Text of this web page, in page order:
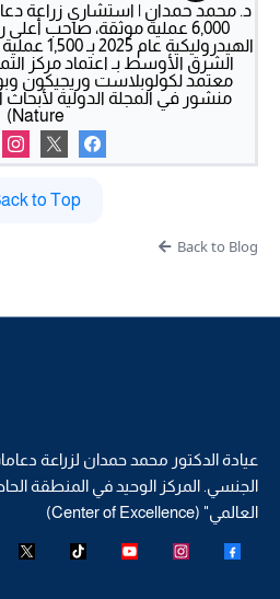
د. محمد حمدان | استشاري زراعة
6,000 عملية موثقة، صاحب
الشرق الأوسط بـ اعتماد مركز
معتمد لكولوبلاست وريجيكون
منشور في المجلة الدولية
Nature)
to Top
Back to Blog
عيادة الدكتور محمد حمدان لزراعة
الجنسي. المركز الوحيد في المنطقة
العالمي" (Center of Excellence)